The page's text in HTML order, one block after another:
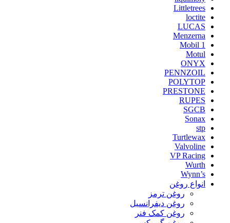
Littletrees
loctite
LUCAS
Menzerna
Mobil 1
Motul
ONYX
PENNZOIL
POLYTOP
PRESTONE
RUPES
SGCB
Sonax
stp
Turtlewax
Valvoline
VP Racing
Wurth
Wynn’s
انواع روغن
روغن ترمز
روغن دیفرانسیل
روغن کمک فنر